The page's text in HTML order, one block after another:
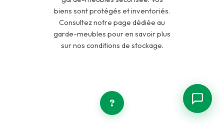
biens sont protégés et inventoriés.
Consultez notre page dédiée au
garde-meubles pour en savoir plus
sur nos conditions de stockage.
?